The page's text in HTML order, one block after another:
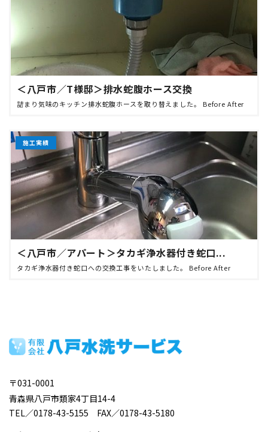
＜八戸市／T様邸＞排水蛇腹ホース交換
詰まり気味のキッチン排水蛇腹ホースを取り替えました。 Before After
施工実績
＜八戸市／アパート＞タカギ浄水器付き蛇口...
タカギ浄水器付き蛇口への交換工事をいたしました。 Before After
〒031-0001
青森県八戸市類家4丁目14-4
TEL／0178-43-5155 FAX／0178-43-5180